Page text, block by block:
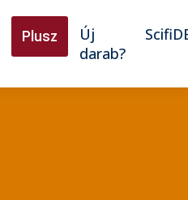
Plusz
Új
darab?